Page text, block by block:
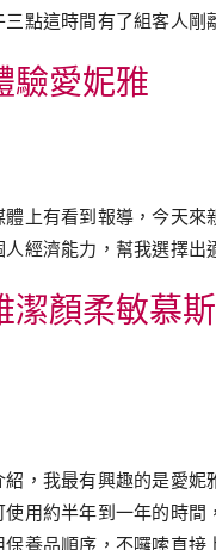
三點這時間有了組客人剛
驗愛妮雅
體上有看到報導，今天
人經濟能力，幫我選擇出
潔顏柔敏慕斯
紹，我最有興趣的是愛
使用約半年到一年的時
保養品順序，不囉嗦直接